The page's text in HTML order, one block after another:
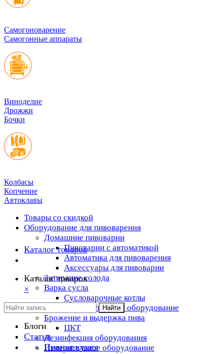
Cамогоноварение
Самогонные аппараты
Виноделие
Дрожжи
Бочки
Колбасы
Копчение
Автоклавы
Товары со скидкой
Оборудование для пивоварения
Домашние пивоварни
Пивоварни с автоматикой
Автоматика для пивоварения
Аксессуары для пивоварни
Затирание солода
Варка сусла
Cусловарочные котлы
Дополнительное оборудование
Брожение и выдержка пива
ЦКТ
Дезинфекция оборудования
Измерительное оборудование
Каталог товаров
Каталог товаров
×
Найти
Блоги
Статьи
Пивная кухня